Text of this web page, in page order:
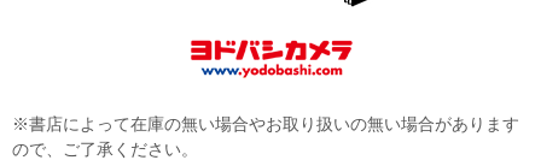
※書店によって在庫の無い場合やお取り扱いの無い場合があります
ので、ご了承ください。